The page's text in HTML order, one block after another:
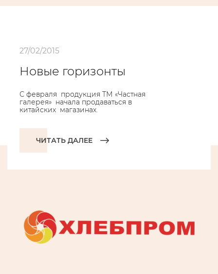
27/02/2015
Новые горизонты
С февраля продукция ТМ «Частная
галерея» начала продаваться в
китайских магазинах.
ЧИТАТЬ ДАЛЕЕ